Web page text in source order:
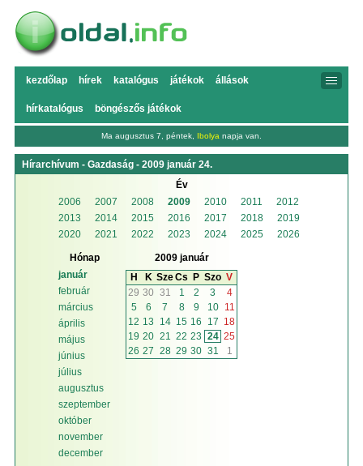
kezdőlap hírek katalógus játékok állások
hírkatalógus böngészős játékok
Ma augusztus 7, péntek, Ibolya napja van.
Hírarchívum - Gazdaság - 2009 január 24.
Év
2006
2007 2008 2009 2010 2011
2012
2013
2014 2015 2016 2017 2018
2019
2020
2021 2022 2023 2024 2025 2026
Hónap
január
február
március
április
május
június
július
augusztus
szeptember
október
november
december
2009 január
H
K SzeCs P Szo V
29 30 31 1 2 3
4
5
6 7 8 9 10
11
12 13 14 15 16 17 18
19 20 21 22 23 24 25
26 27 28 29 30 31 1